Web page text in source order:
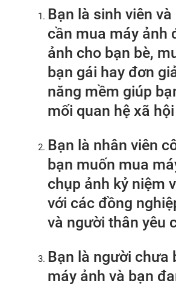
Bạn là sinh viên
cần mua máy ảnh
ảnh cho bạn bè,
bạn gái hay đơn
năng mềm giúp
mối quan hệ xã
Bạn là nhân viên
bạn muốn mua
chụp ảnh kỷ niệm
với các đồng
và người thân yêu
Bạn là người chưa
máy ảnh và bạn